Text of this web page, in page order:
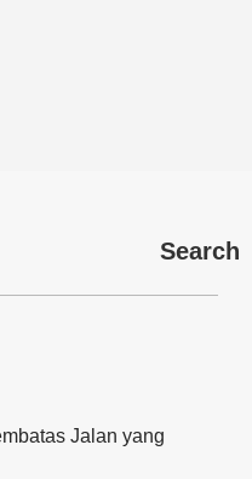
Search
Jalan yang